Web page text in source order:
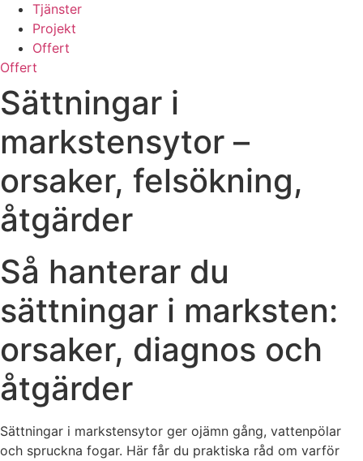
Tjänster
Projekt
Offert
Offert
Sättningar i
markstensytor –
orsaker, felsökning,
åtgärder
Så hanterar du
sättningar i marksten:
orsaker, diagnos och
åtgärder
Sättningar i markstensytor ger ojämn gång, vattenpölar
och spruckna fogar. Här får du praktiska råd om varför